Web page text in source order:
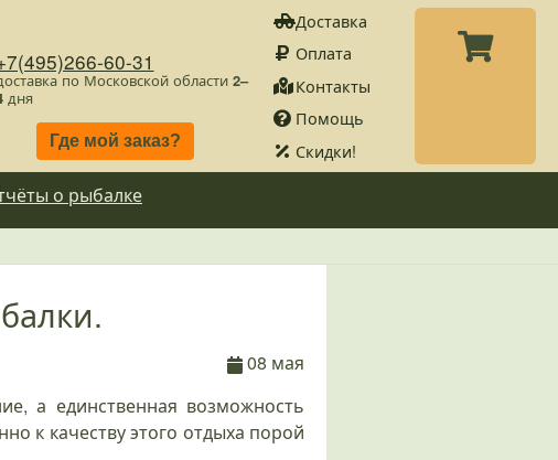
Доставка
Оплата
Контакты
Помощь
Скидки!
60-31
по Московской области 2–
дня
Где мой заказ?
о рыбалке
08 мая
а единственная возможность
к качеству этого отдыха порой